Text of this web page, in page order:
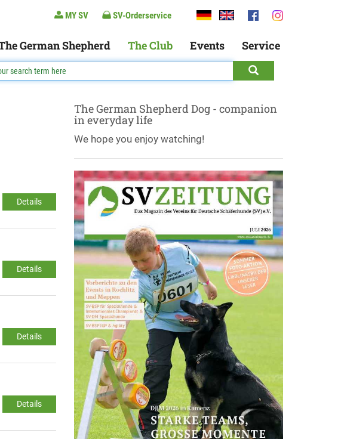
MY SV SV-Orderservice
German Shepherd The Club Events Service
Details
Details
Details
Details
The German Shepherd Dog - companion
in everyday life
We hope you enjoy watching!